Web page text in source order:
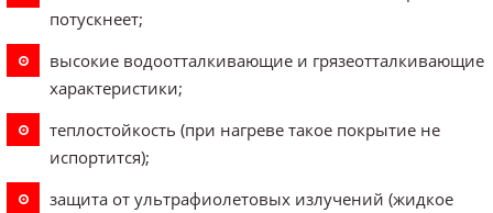
потускнеет;
высокие водоотталкивающие и грязеотталкивающие
характеристики;
теплостойкость (при нагреве такое покрытие не
испортится);
защита от ультрафиолетовых излучений (жидкое